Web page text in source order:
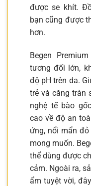
được se khít.
bạn cũng được
hơn.
Begen
tương đối lớn,
độ pH trên da.
trẻ và căng tràn
nghệ tế bào
cao về độ an
ứng, nổi mẩn
mong muốn.
thể dùng được
cảm. Ngoài ra,
ẩm tuyệt vời,